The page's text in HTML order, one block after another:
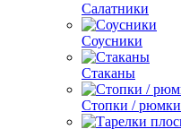
Салатники
Соусники
Стаканы
Стопки / рюмки